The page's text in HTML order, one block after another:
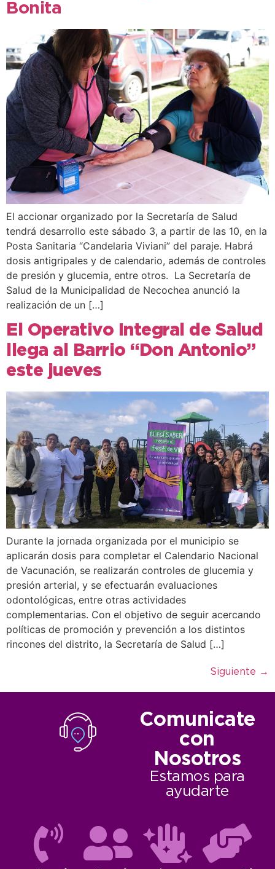
Bonita
El accionar organizado por la Secretaría de Salud
tendrá desarrollo este sábado 3, a partir de las 10, en la
Posta Sanitaria “Candelaria Viviani” del paraje. Habrá
dosis antigripales y de calendario, además de controles
de presión y glucemia, entre otros. La Secretaría de
Salud de la Municipalidad de Necochea anunció la
realización de un […]
El Operativo Integral de Salud
llega al Barrio “Don Antonio”
este jueves
Durante la jornada organizada por el municipio se
aplicarán dosis para completar el Calendario Nacional
de Vacunación, se realizarán controles de glucemia y
presión arterial, y se efectuarán evaluaciones
odontológicas, entre otras actividades
complementarias. Con el objetivo de seguir acercando
políticas de promoción y prevención a los distintos
rincones del distrito, la Secretaría de Salud […]
Siguiente →
Comunicate
con
Nosotros
Estamos para
ayudarte